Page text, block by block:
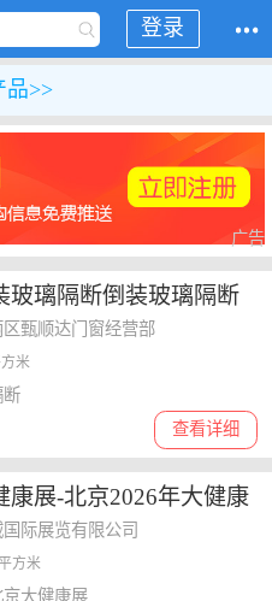
登录
品>>
广告
玻璃隔断倒装玻璃隔断
用甄顺达门窗经营部
米
查看详细
断
康展-北京2026年大健康
预订
际展览有限公司
方米
大健康展